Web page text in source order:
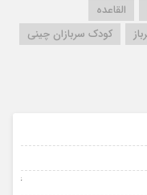
القاعده
کودک سربازان چینی
26 ژانویه 2026